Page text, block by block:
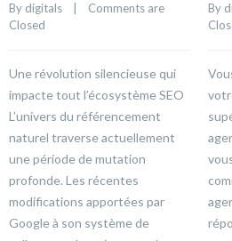
By digitals
Comments are
Closed
Une révolution silencieuse qui
impacte tout l’écosystème SEO
L’univers du référencement
naturel traverse actuellement
une période de mutation
profonde. Les récentes
modifications apportées par
Google à son système de
By